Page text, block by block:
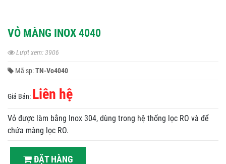
VỎ MÀNG INOX 4040
Lượt xem: 3906
Mã sp:TN-Vo4040
Giá Bán: Liên hệ
Vỏ được làm bằng Inox 304, dùng trong hệ thống lọc RO và để
chứa màng lọc RO.
ĐẶT HÀNG